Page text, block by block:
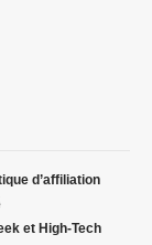
d’affiliation
et High-Tech